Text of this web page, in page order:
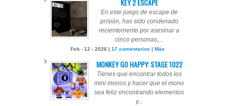
KEY 2 ESCAPE
En este juego de escape de
prisión, has sido condenado
recientemente por asesinar a
cinco personas,...
Feb - 12 - 2026 | 17 comentarios | Más
MONKEY GO HAPPY: STAGE 1022
Tienes que encontrar todos los
mini monos y hacer que el mono
sea feliz encontrando elementos
y...